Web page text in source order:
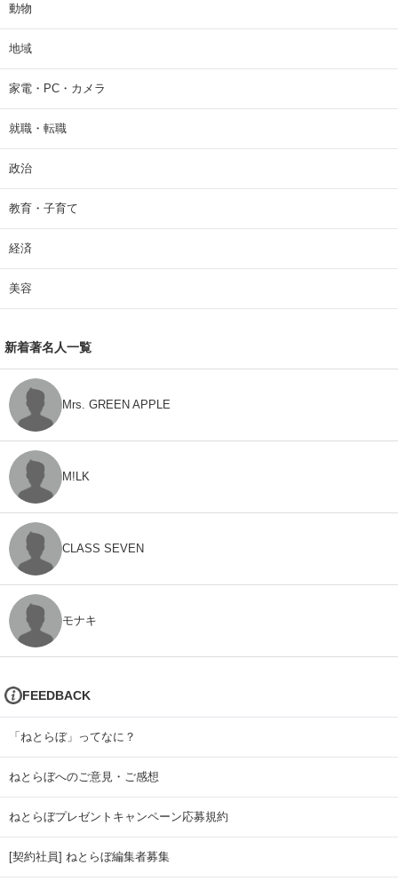
動物
地域
家電・PC・カメラ
就職・転職
政治
教育・子育て
経済
美容
新着著名人一覧
Mrs. GREEN APPLE
M!LK
CLASS SEVEN
モナキ
FEEDBACK
「ねとらぼ」ってなに？
ねとらぼへのご意見・ご感想
ねとらぼプレゼントキャンペーン応募規約
[契約社員] ねとらぼ編集者募集